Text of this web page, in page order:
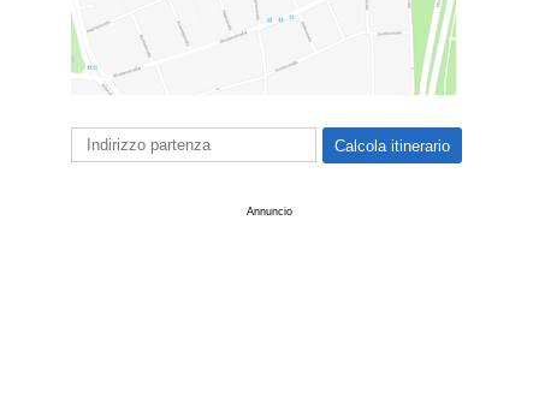
Annuncio